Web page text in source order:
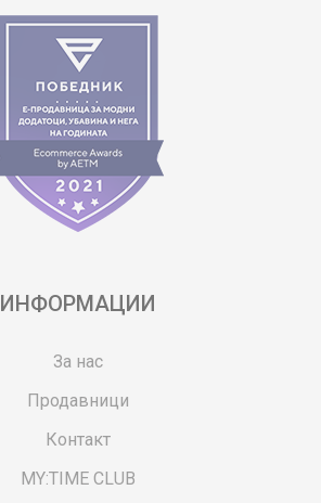
ИНФОРМАЦИИ
За нас
Продавници
Контакт
MY:TIME CLUB